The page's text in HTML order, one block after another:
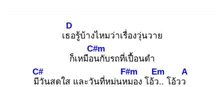
เธอ
D
รู้บ้างไหมว่าเรื่องวุ่นวาย
ก็เหมือน
C#m
กับรถที่เปื้อนดำ
มีวั
C#
นสดใส และวันที่หม่นหม
F#m
อง โอ้ว..
Em
โอ้วว
A